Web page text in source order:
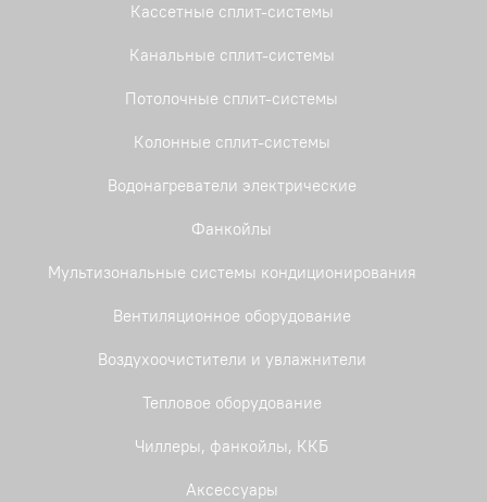
Кассетные сплит-системы
Канальные сплит-системы
Потолочные сплит-системы
Колонные сплит-системы
Водонагреватели электрические
Фанкойлы
Мультизональные системы кондиционирования
Вентиляционное оборудование
Воздухоочистители и увлажнители
Тепловое оборудование
Чиллеры, фанкойлы, ККБ
Аксессуары